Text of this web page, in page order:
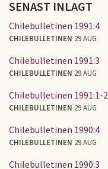
SENAST INLAGT
Chilebulletinen 1991:4
CHILEBULLETINEN 29 AUG
Chilebulletinen 1991:3
CHILEBULLETINEN 29 AUG
Chilebulletinen 1991:1-2
CHILEBULLETINEN 29 AUG
Chilebulletinen 1990:4
CHILEBULLETINEN 29 AUG
Chilebulletinen 1990:3